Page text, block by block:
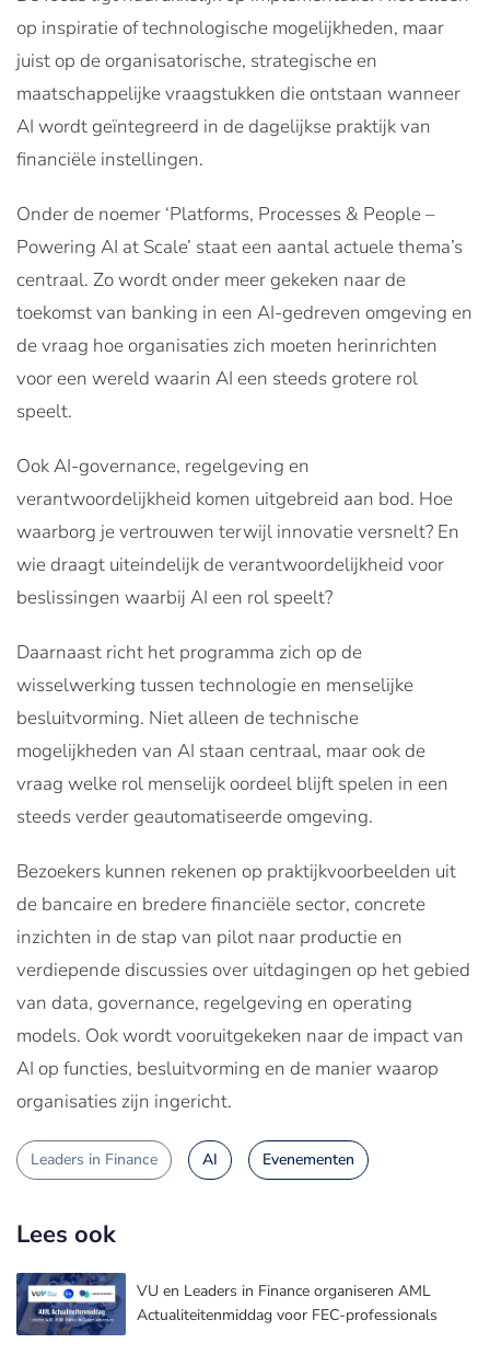
op inspiratie of technologische mogelijkheden, maar
juist op de organisatorische, strategische en
maatschappelijke vraagstukken die ontstaan wanneer
AI wordt geïntegreerd in de dagelijkse praktijk van
financiële instellingen.
Onder de noemer ‘Platforms, Processes & People –
Powering AI at Scale’ staat een aantal actuele thema’s
centraal. Zo wordt onder meer gekeken naar de
toekomst van banking in een AI-gedreven omgeving en
de vraag hoe organisaties zich moeten herinrichten
voor een wereld waarin AI een steeds grotere rol
speelt.
Ook AI-governance, regelgeving en
verantwoordelijkheid komen uitgebreid aan bod. Hoe
waarborg je vertrouwen terwijl innovatie versnelt? En
wie draagt uiteindelijk de verantwoordelijkheid voor
beslissingen waarbij AI een rol speelt?
Daarnaast richt het programma zich op de
wisselwerking tussen technologie en menselijke
besluitvorming. Niet alleen de technische
mogelijkheden van AI staan centraal, maar ook de
vraag welke rol menselijk oordeel blijft spelen in een
steeds verder geautomatiseerde omgeving.
Bezoekers kunnen rekenen op praktijkvoorbeelden uit
de bancaire en bredere financiële sector, concrete
inzichten in de stap van pilot naar productie en
verdiepende discussies over uitdagingen op het gebied
van data, governance, regelgeving en operating
models. Ook wordt vooruitgekeken naar de impact van
AI op functies, besluitvorming en de manier waarop
organisaties zijn ingericht.
Leaders in Finance AI Evenementen
Lees ook
VU en Leaders in Finance organiseren AML
Actualiteitenmiddag voor FEC-professionals